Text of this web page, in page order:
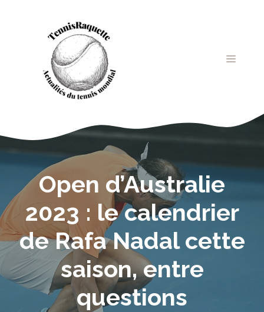
MENU
Open d’Australie
2023 : le calendrier
de Rafa Nadal cette
saison, entre
questions